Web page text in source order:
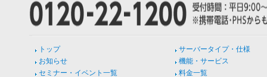
トップ
お知らせ
セミナー・イベント一覧
サーバータイプ・仕様
機能・サービス
料金一覧